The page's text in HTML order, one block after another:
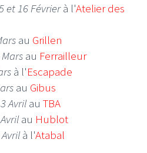
et 16 Févrierà l'Atelier des
au Grillen
au Ferrailleur
à l'Escapade
au Gibus
Avrilau TBA
au Hublot
à l'Atabal